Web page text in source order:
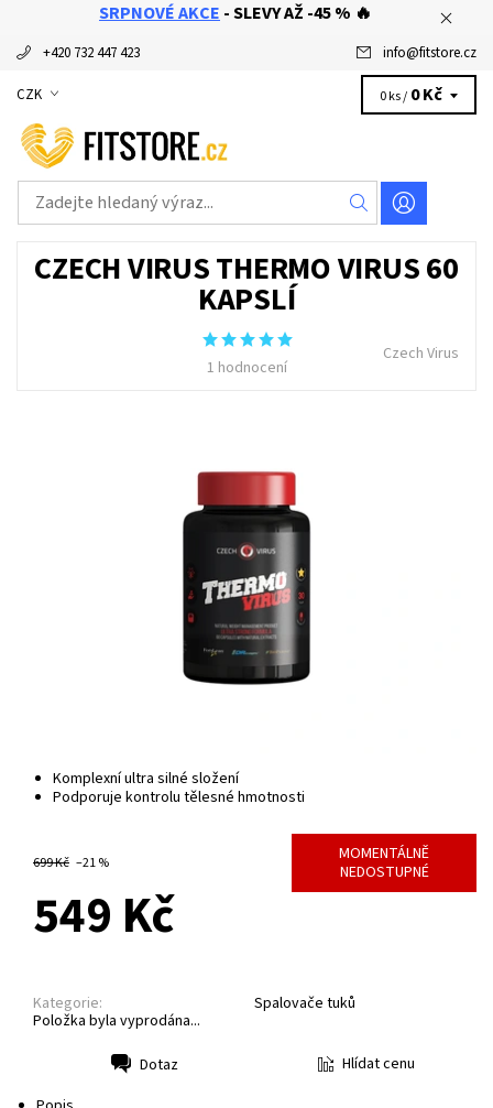
SRPNOVÉ AKCE - SLEVY AŽ -45 % 🔥
+420 732 447 423 info@fitstore.cz
CZK 0 ks / 0 Kč
CZECH VIRUS THERMO VIRUS 60
KAPSLÍ
1 hodnocení
Czech Virus
Komplexní ultra silné složení
Podporuje kontrolu tělesné hmotnosti
699 Kč –21 %
MOMENTÁLNĚ
NEDOSTUPNÉ
549 Kč
Kategorie:
Spalovače tuků
Položka byla vyprodána...
Dotaz
Hlídat cenu